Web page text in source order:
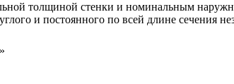
толщиной стенки и номинальным
и постоянного по всей длине сечения